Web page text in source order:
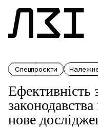
Спецпроєкти
Ефективність
нове